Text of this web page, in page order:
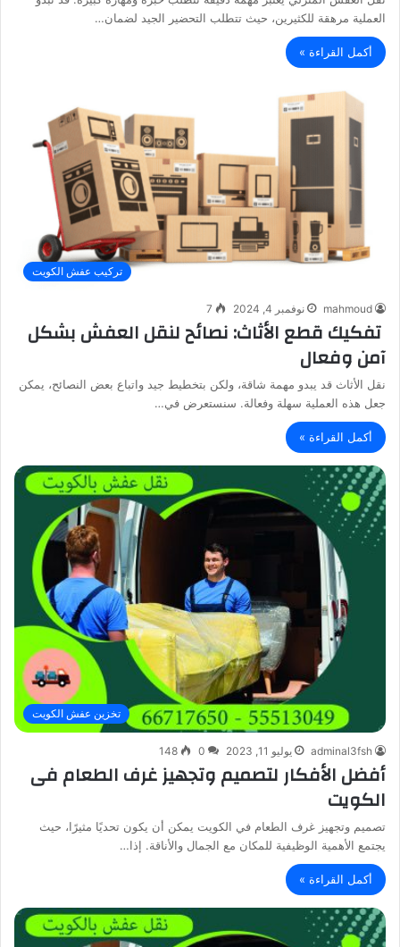
العملية مرهقة للكثيرين، حيث تتطلب التحضير الجيد لضمان…
أكمل القراءة »
تركيب عفش الكويت
mahmoud نوفمبر 4, 2024 7
تفكيك قطع الأثاث: نصائح لنقل العفش بشكل
آمن وفعال
نقل الأثاث قد يبدو مهمة شاقة، ولكن بتخطيط جيد واتباع بعض النصائح، يمكن
جعل هذه العملية سهلة وفعالة. سنستعرض في…
أكمل القراءة »
تخزين عفش الكويت
adminal3fsh يوليو 11, 2023 0
148
أفضل الأفكار لتصميم وتجهيز غرف الطعام فى
الكويت
تصميم وتجهيز غرف الطعام في الكويت يمكن أن يكون تحديًا مثيرًا، حيث
يجتمع الأهمية الوظيفية للمكان مع الجمال والأناقة. إذا…
أكمل القراءة »